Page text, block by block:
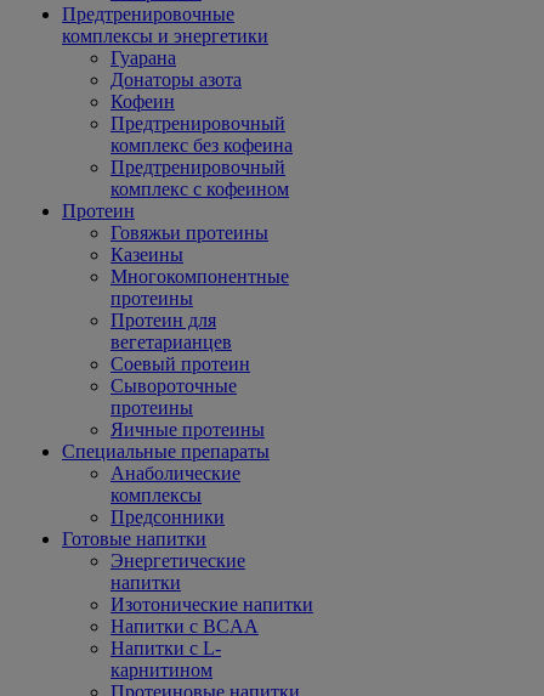
Предтренировочные
комплексы и энергетики
Гуарана
Донаторы азота
Кофеин
Предтренировочный
комплекс без кофеина
Предтренировочный
комплекс с кофеином
Протеин
Говяжьи протеины
Казеины
Многокомпонентные
протеины
Протеин для
вегетарианцев
Соевый протеин
Сывороточные
протеины
Яичные протеины
Специальные препараты
Анаболические
комплексы
Предсонники
Готовые напитки
Энергетические
напитки
Изотонические напитки
Напитки с BCAA
Напитки с L-
карнитином
Протеиновые напитки